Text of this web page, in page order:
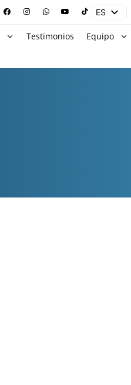
ES
Testimonios Equipo